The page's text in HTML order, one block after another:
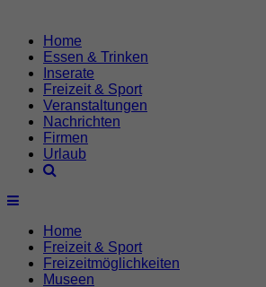
Home
Essen & Trinken
Inserate
Freizeit & Sport
Veranstaltungen
Nachrichten
Firmen
Urlaub
Home
Freizeit & Sport
Freizeitmöglichkeiten
Museen